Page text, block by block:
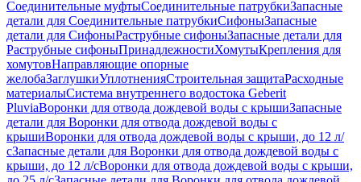
Соединительные муфтыСоединительные патрубкиЗапасные
детали для Соединительные патрубкиСифоныЗапасные
детали для СифоныРаструбные сифоныЗапасные детали для
Раструбные сифоныПринадлежностиХомутыКрепления для
хомутовНаправляющие опорные
желобаЗаглушкиУплотненияСтроительная защитаРасходные
материалыСистема внутреннего водостока Geberit
PluviaВоронки для отвода дождевой воды с крышиЗапасные
детали для Воронки для отвода дождевой воды с
крышиВоронки для отвода дождевой воды с крыши, до 12 л/
сЗапасные детали для Воронки для отвода дождевой воды с
крыши, до 12 л/сВоронки для отвода дождевой воды с крыши,